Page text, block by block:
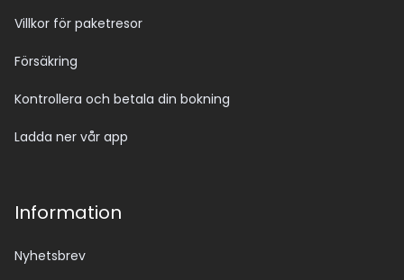
Villkor för paketresor
Försäkring
Kontrollera och betala din bokning
Ladda ner vår app
Information
Nyhetsbrev